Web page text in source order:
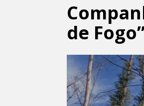
de